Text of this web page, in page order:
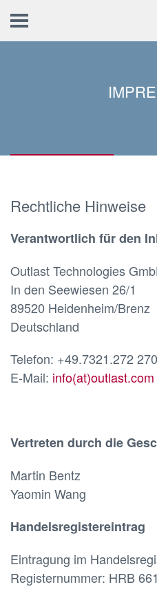
Rechtliche Hinweise
Verantwortlich für den
Outlast Technologies
In den Seewiesen 26/1
89520 Heidenheim/Brenz
Deutschland
Telefon: +49.7321.272 270
E-Mail: info(at)outlast.com
Vertreten durch die
Martin Bentz
Yaomin Wang
Handelsregistereintrag
Eintragung im
Registernummer: HRB